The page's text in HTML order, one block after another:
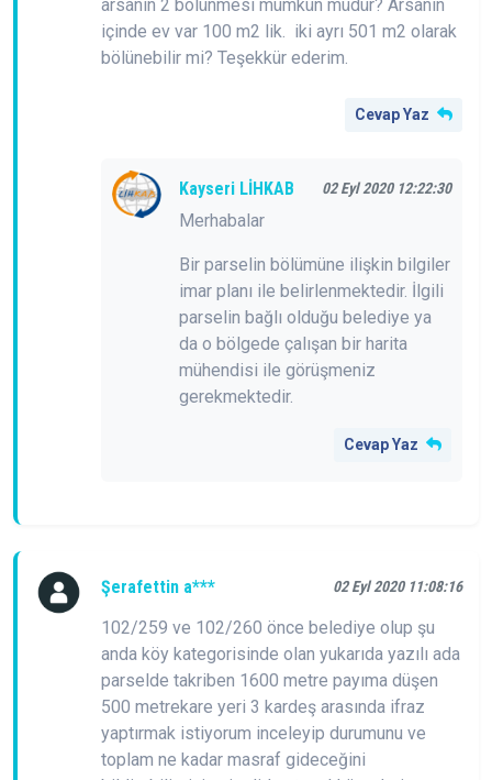
arsanın 2 bölünmesi mümkün müdür? Arsanın
içinde ev var 100 m2 lik. iki ayrı 501 m2 olarak
bölünebilir mi? Teşekkür ederim.
Cevap Yaz
Kayseri LİHKAB 02 Eyl 2020 12:22:30
Merhabalar
Bir parselin bölümüne ilişkin bilgiler
imar planı ile belirlenmektedir. İlgili
parselin bağlı olduğu belediye ya
da o bölgede çalışan bir harita
mühendisi ile görüşmeniz
gerekmektedir.
Cevap Yaz
Şerafettin a*** 02 Eyl 2020 11:08:16
102/259 ve 102/260 önce belediye olup şu
anda köy kategorisinde olan yukarıda yazılı ada
parselde takriben 1600 metre payıma düşen
500 metrekare yeri 3 kardeş arasında ifraz
yaptırmak istiyorum inceleyip durumunu ve
toplam ne kadar masraf gideceğini